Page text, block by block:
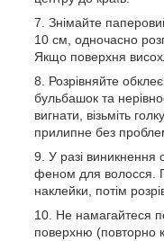
Знімайте
10 см, одночасно
Якщо поверхня
Розрівняйте
бульбашок та
вигнати, візьміть
прилипне без
У разі виникнення
феном для волосся.
наклейки, потім
Не намагайтеся
поверхню (повторно